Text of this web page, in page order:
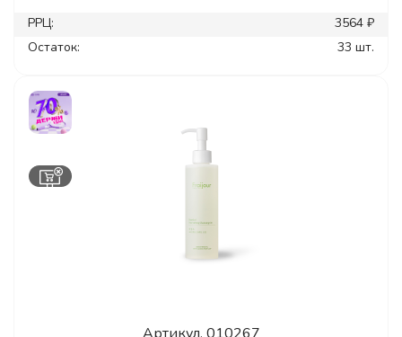
РРЦ:
3564 ₽
Остаток:
33 шт.